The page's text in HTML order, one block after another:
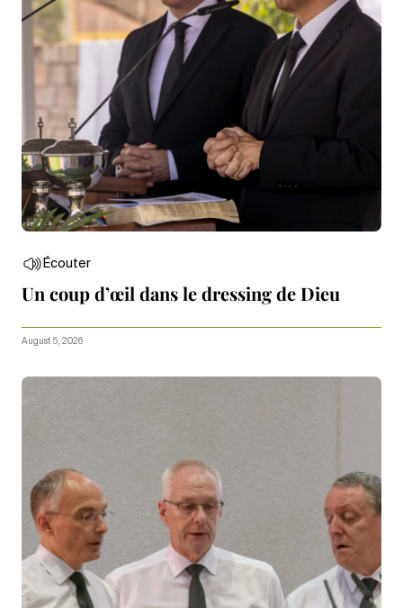
Écouter
Un coup d’œil dans le dressing de Dieu
August 5, 2026